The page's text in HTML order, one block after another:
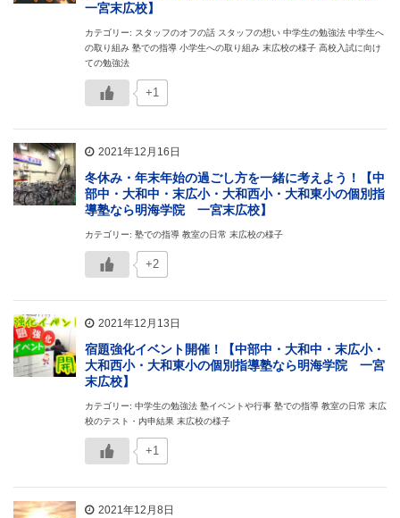
一宮末広校】
カテゴリー: スタッフのオフの話 スタッフの想い 中学生の勉強法 中学生へ
の取り組み 塾での指導 小学生への取り組み 末広校の様子 高校入試に向け
ての勉強法
+1
2021年12月16日
冬休み・年末年始の過ごし方を一緒に考えよう！【中
部中・大和中・末広小・大和西小・大和東小の個別指
導塾なら明海学院 一宮末広校】
カテゴリー: 塾での指導 教室の日常 末広校の様子
+2
2021年12月13日
宿題強化イベント開催！【中部中・大和中・末広小・
大和西小・大和東小の個別指導塾なら明海学院 一宮
末広校】
カテゴリー: 中学生の勉強法 塾イベントや行事 塾での指導 教室の日常 末広
校のテスト・内申結果 末広校の様子
+1
2021年12月8日